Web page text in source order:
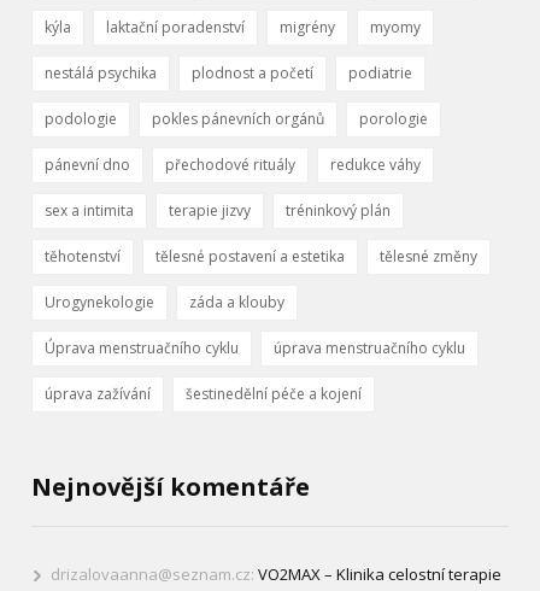
kýla laktační poradenství migrény myomy
nestálá psychika plodnost a početí podiatrie
podologie pokles pánevních orgánů porologie
pánevní dno přechodové rituály redukce váhy
sex a intimita terapie jizvy tréninkový plán
těhotenství tělesné postavení a estetika tělesné změny
Urogynekologie záda a klouby
Úprava menstruačního cyklu úprava menstruačního cyklu
úprava zažívání šestinedělní péče a kojení
Nejnovější komentáře
drizalovaanna@seznam.cz:VO2MAX – Klinika celostní terapie